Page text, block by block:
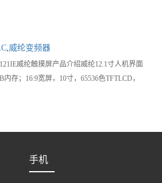
,威纶变频器
威纶触摸屏产品介绍威纶12.1寸人机界面
存；16:9宽屏，10寸，65536色TFTLCD，
，1个USB2.0接口
手机